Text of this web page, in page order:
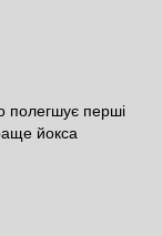
полегшує перші
йокса